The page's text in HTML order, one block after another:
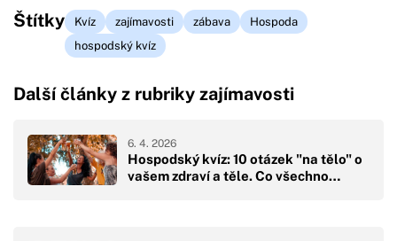
Štítky Kvíz zajímavosti zábava
Hospoda
hospodský kvíz
Další články z rubriky zajímavosti
Hospodský kvíz: 10 otázek "na tělo" o
vašem zdraví a těle. Co všechno…
6. 4. 2026